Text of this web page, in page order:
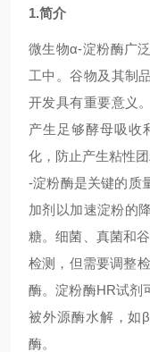
1.简介
微生物α-淀粉酶广
工中。谷物及其制
开发具有重要意义
产生足够酵母吸收
化，防止产生粘性
-淀粉酶是关键的质
加剂以加速淀粉的
糖。细菌、真菌和
检测，但需要调整
酶。淀粉酶HR试剂
被外源酶水解，如β
酶。